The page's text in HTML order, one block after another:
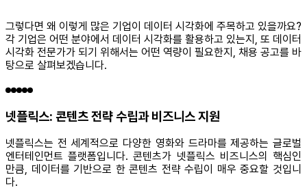
그렇다면 왜 이렇게 많은 기업이 데이터 시각화에 주목하고 있을까요?
각 기업은 어떤 분야에서 데이터 시각화를 활용하고 있는지, 또 데이터
시각화 전문가가 되기 위해서는 어떤 역량이 필요한지, 채용 공고를 바
탕으로 살펴보겠습니다.
넷플릭스: 콘텐츠 전략 수립과 비즈니스 지원
넷플릭스는 전 세계적으로 다양한 영화와 드라마를 제공하는 글로벌
엔터테인먼트 플랫폼입니다. 콘텐츠가 넷플릭스 비즈니스의 핵심인
만큼, 데이터를 기반으로 한 콘텐츠 전략 수립이 매우 중요할 것입니
다.